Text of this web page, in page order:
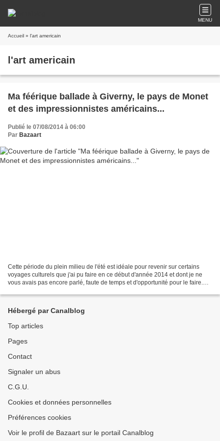
MENU
Accueil » l'art americain
l'art americain
Ma féérique ballade à Giverny, le pays de Monet
et des impressionnistes américains...
Publié le 07/08/2014 à 06:00
Par Bazaart
Cette période du plein milieu de l'été est idéale pour revenir sur certains
voyages culturels que j'ai pu faire en ce début d'année 2014 et dont je ne
vous avais pas encore parlé, faute de temps et d'opportunité pour le faire.
Hébergé par Canalblog
Top articles
Pages
Contact
Signaler un abus
C.G.U.
Cookies et données personnelles
Préférences cookies
Voir le profil de Bazaart sur le portail Canalblog